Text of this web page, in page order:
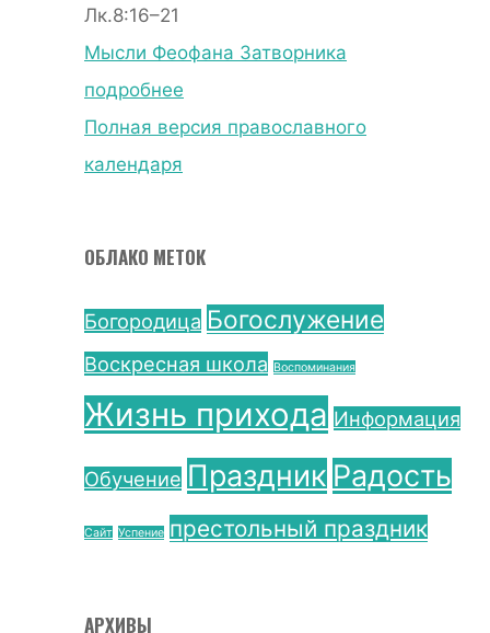
Лк.8:16–21
Мысли Феофана Затворника
подробнее
Полная версия православного
календаря
ОБЛАКО МЕТОК
Богородица Богослужение
Воскресная школа Воспоминания
Жизнь прихода Информация
Обучение Праздник Радость
Сайт Успение престольный праздник
АРХИВЫ